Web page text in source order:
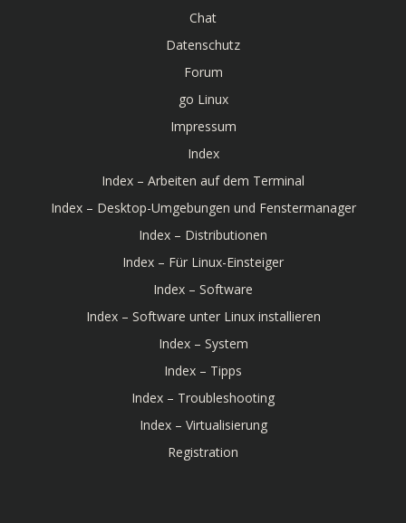
Chat
Datenschutz
Forum
go Linux
Impressum
Index
Index – Arbeiten auf dem Terminal
Index – Desktop-Umgebungen und Fenstermanager
Index – Distributionen
Index – Für Linux-Einsteiger
Index – Software
Index – Software unter Linux installieren
Index – System
Index – Tipps
Index – Troubleshooting
Index – Virtualisierung
Registration